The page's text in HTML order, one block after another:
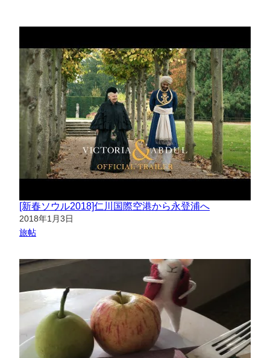
[新春ソウル2018]仁川国際空港から永登浦へ
日付
2018年1月3日
関連理由
旅帖